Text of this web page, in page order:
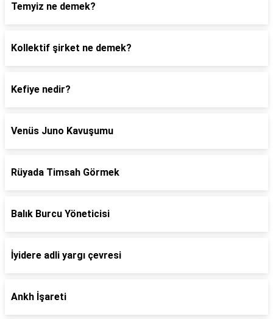
Temyiz ne demek?
Kollektif şirket ne demek?
Kefiye nedir?
Venüs Juno Kavuşumu
Rüyada Timsah Görmek
Balık Burcu Yöneticisi
İyidere adli yargı çevresi
Ankh İşareti